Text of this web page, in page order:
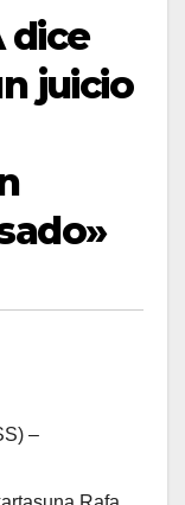
dice
juicio
–